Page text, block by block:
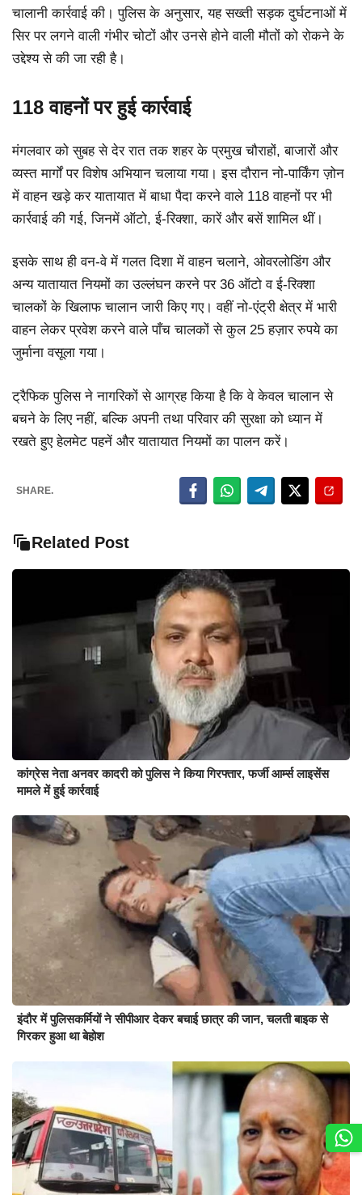
चालानी कार्रवाई की। पुलिस के अनुसार, यह सख्ती सड़क दुर्घटनाओं में
सिर पर लगने वाली गंभीर चोटों और उनसे होने वाली मौतों को रोकने के
उद्देश्य से की जा रही है।
118 वाहनों पर हुई कार्रवाई
मंगलवार को सुबह से देर रात तक शहर के प्रमुख चौराहों, बाजारों और
व्यस्त मार्गों पर विशेष अभियान चलाया गया। इस दौरान नो-पार्किंग ज़ोन
में वाहन खड़े कर यातायात में बाधा पैदा करने वाले 118 वाहनों पर भी
कार्रवाई की गई, जिनमें ऑटो, ई-रिक्शा, कारें और बसें शामिल थीं।
इसके साथ ही वन-वे में गलत दिशा में वाहन चलाने, ओवरलोडिंग और
अन्य यातायात नियमों का उल्लंघन करने पर 36 ऑटो व ई-रिक्शा
चालकों के खिलाफ चालान जारी किए गए। वहीं नो-एंट्री क्षेत्र में भारी
वाहन लेकर प्रवेश करने वाले पाँच चालकों से कुल 25 हज़ार रुपये का
जुर्माना वसूला गया।
ट्रैफिक पुलिस ने नागरिकों से आग्रह किया है कि वे केवल चालान से
बचने के लिए नहीं, बल्कि अपनी तथा परिवार की सुरक्षा को ध्यान में
रखते हुए हेलमेट पहनें और यातायात नियमों का पालन करें।
SHARE.
Related Post
कांग्रेस नेता अनवर कादरी को पुलिस ने किया गिरफ्तार, फर्जी आर्म्स लाइसेंस
मामले में हुई कार्रवाई
इंदौर में पुलिसकर्मियों ने सीपीआर देकर बचाई छात्र की जान, चलती बाइक से
गिरकर हुआ था बेहोश